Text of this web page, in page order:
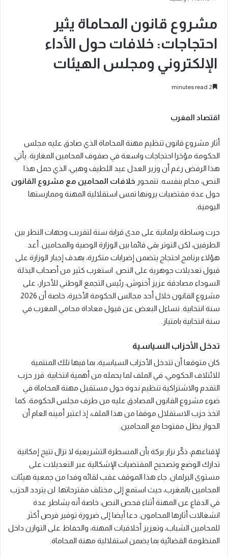
مشروع قانون المحاماة يثير
احتجاجات: خلافات حول الأداء
الإلكتروني ومجلس الهيئات
اقتصاد المغرب
أثار مشروع قانون تنظيم مهنة المحاماة الذي صادق عليه مجلس
الحكومة مؤخرا احتجاجات واسعة في صفوف المحامين المغاربة. يأتي
هذا الرفض رغم أن وزير العدل عبد اللطيف وهبي، الذي حمل هذا
النص، محام بنفسه. تتمحور خلافات المحامين مع مشروع القانون
حول عدة مقتضيات يرونها تمس استقلالية المهنة وممارستها
اليومية.
جرت وساطة برلمانية على مدى قرابة سنة لتقريب وجهات النظر بين
الطرفين، لكن التوتر بقي قائما بين الوزارة الوصية والمحامين. أعد
هؤلاء برنامج احتجاج يتضمن إضرابات متكررة، بهدف إجبار الوزارة على
قبول تعديلات جوهرية على النص. استغرب كثير من أصحاب البذلة
السوداء مصادقة عزيز أخنوش، رئيس التجمع الوطني للأحرار، على
مشروع القانون خلال أحد مجالس الحكومة الأخيرة، خاصة أن 2026
سنة انتخابية. تساءل البعض عن قبول معاداة محامي المغرب في
سنة انتخابية بامتياز.
تدخل الأحزاب السياسية
كان متوقعا أن تتدخل الأحزاب السياسية، بما فيها تلك المنتمية
للائتلاف الحكومي، في الملف لما يحمله من أهمية انتخابية. قرر حزب
التقدم والاشتراكية تنظيم ندوة حول مستقبل مهنة المحاماة في
ضوء مشروع القانون المصادق عليه من طرف مجلس الحكومة. كما
اتخذ حزب الاستقلال موقفا من هذا الملف، إذ اعتبر أمينه العام أن
الحوار يظل مفتوحا مع المحامين.
لإقناعهم، ذكّر نزار بركة بأن المسطرة التشريعية لا تزال تتيح إمكانية
تدارك الوضع وتصحيح المقتضيات الإشكالية عبر التعديلات على
مستوى البرلمان. جاء هذا الموقف عقب لقائه وفدا من جمعية هيئات
المحامين بالمغرب، حيث استمع إلى مختلف مقترحاتها. لن يتردد الحزب
في الدفاع عن المهنة أثناء فحص النص، خاصة أنه يشاطر عدة
انشغالات أثارها المحامون. دعا أيضا إلى ضرورة توفير فرص أكثر
للمحامين الشباب، وتعزيز أخلاقيات المهنة، والحفاظ على التوازن داخل
المنظومة القضائية بما يضمن استقلالية مهنة المحاماة.